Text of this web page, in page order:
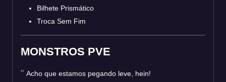
Bilhete Prismático
Troca Sem Fim
MONSTROS PVE
Acho que estamos pegando leve, hein!